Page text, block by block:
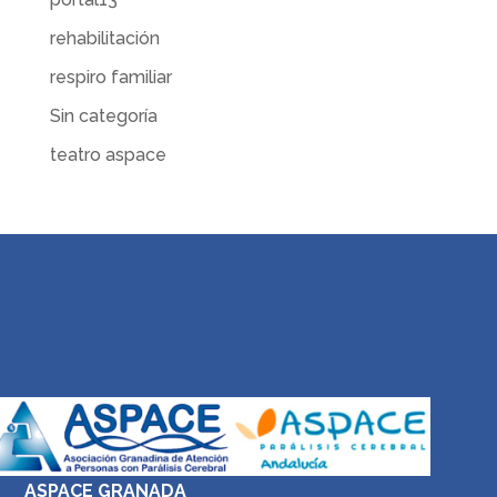
rehabilitación
respiro familiar
Sin categoría
teatro aspace
ASPACE GRANADA